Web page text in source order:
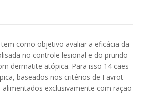
como objetivo avaliar a eficácia da
no controle lesional e do prurido
dermatite atópica. Para isso 14 cães
baseados nos critérios de Favrot
exclusivamente com ração